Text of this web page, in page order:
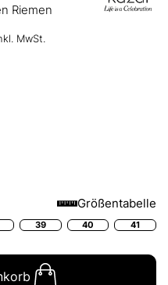
Riemen
MwSt.
Größentabelle
39 40 41